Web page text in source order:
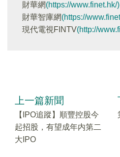
財華網(https://www.finet.hk/)
財華智庫網(https://
現代電視FINTV(http://
上一篇新聞
【IPO追蹤】順豐控股今
起招股，有望成年内第二
大IPO